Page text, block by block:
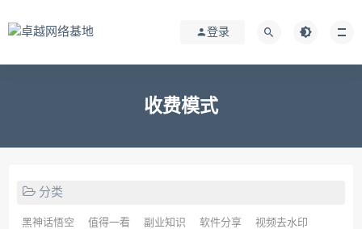
登录
收费模式
分类
黑神话悟空 值得一看 副业知识 软件分享 视频去水印